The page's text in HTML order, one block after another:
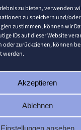
zu bieten, verwenden
zu speichern und/
zustimmen, können wir
IDs auf dieser Website
zurückziehen, können
werden.
Akzeptieren
Ablehnen
Einstellungen ansehen
und ein
A-Service) und
wird eine web-
erst dann,
besteht, die
mit